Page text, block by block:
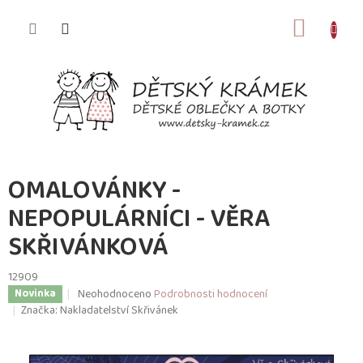
OMALOVÁNKY -
NEPOPULÁRNÍCI - VĚRA
SKŘIVÁNKOVÁ
12909
Novinka
Průměrné
hodnocení
0,0
NeohodnocenoPodrobnosti hodnocení
Značka:Nakladatelství Skřivánek